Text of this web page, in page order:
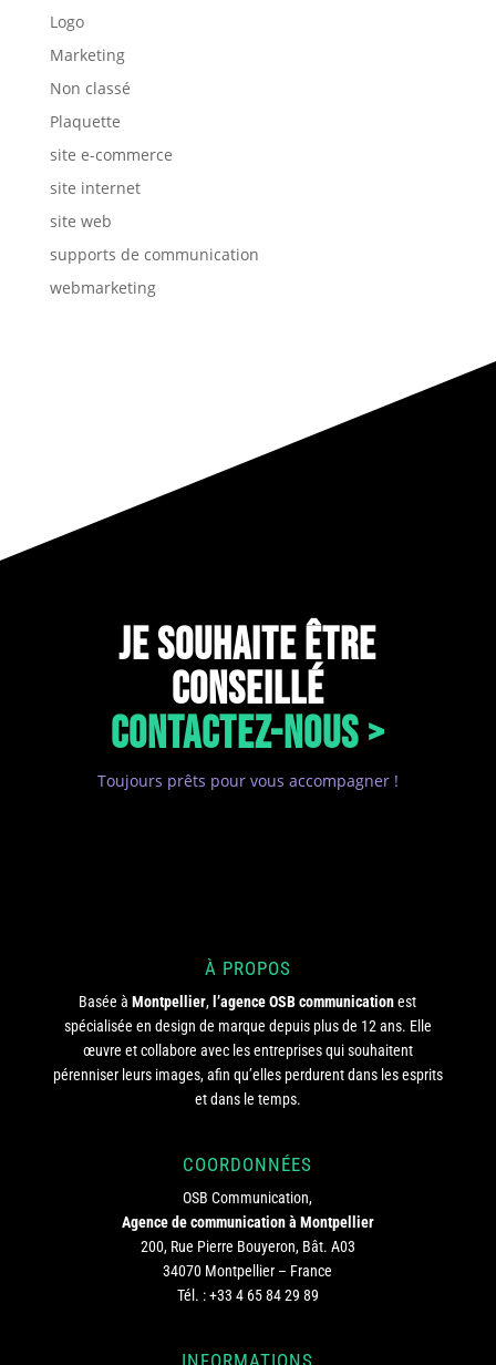
Logo
Marketing
Non classé
Plaquette
site e-commerce
site internet
site web
supports de communication
webmarketing
JE SOUHAITE ÊTRE
CONSEILLÉ
CONTACTEZ-NOUS >
Toujours prêts pour vous accompagner !
À PROPOS
Basée àMontpellier, l’agence OSB communicationest
spécialisée en design de marque depuis plus de 12 ans. Elle
œuvre et collabore avec les entreprises qui souhaitent
pérenniser leurs images, afin qu’elles perdurent dans les esprits
et dans le temps.
COORDONNÉES
OSB Communication,
Agence de communication à Montpellier
200, Rue Pierre Bouyeron, Bât. A03
34070 Montpellier – France
Tél. :+33 4 65 84 29 89
INFORMATIONS